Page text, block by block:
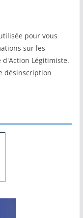
pour vous
sur les
d'Action Légitimiste.
désinscription